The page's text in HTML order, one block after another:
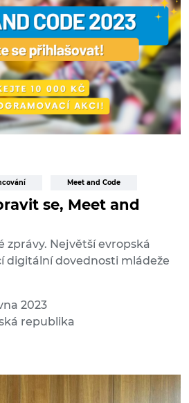
Meet and Code
se, Meet and
zprávy. Největší evropská
digitální dovednosti mládeže
2023
republika